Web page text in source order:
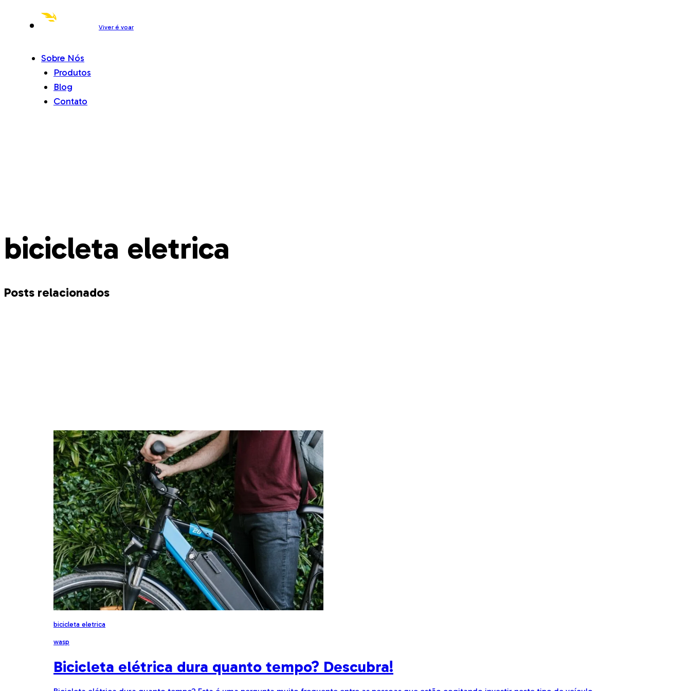
Viver é voar
Sobre Nós
Produtos
Blog
Contato
bicicleta eletrica
Posts relacionados
bicicleta eletrica
wasp
Bicicleta elétrica dura quanto tempo? Descubra!